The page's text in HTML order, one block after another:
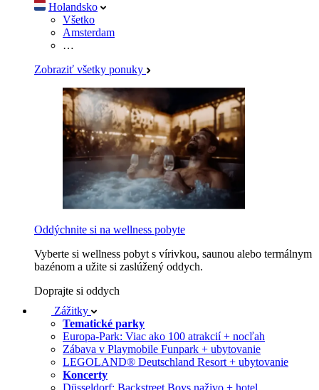
Holandsko
Všetko
Amsterdam
…
Zobraziť všetky ponuky
Oddýchnite si na wellness pobyte
Vyberte si wellness pobyt s vírivkou, saunou alebo termálnym
bazénom a užite si zaslúžený oddych.
Doprajte si oddych
Zážitky
Tematické parky
Europa-Park: Viac ako 100 atrakcií + nocľah
Zábava v Playmobile Funpark + ubytovanie
LEGOLAND® Deutschland Resort + ubytovanie
Koncerty